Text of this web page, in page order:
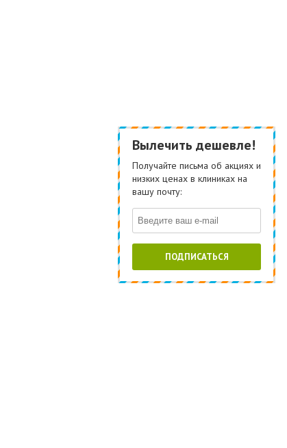
Вылечить дешевле!
Получайте письма об акциях и
низких ценах в клиниках на
вашу почту:
ПОДПИСАТЬСЯ